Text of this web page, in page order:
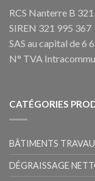
RCS Nanterre B
SIREN 321 995 367
SAS au capital de 6
N° TVA
CATÉGORIES
BÂTIMENTS
DÉGRAISSAGE